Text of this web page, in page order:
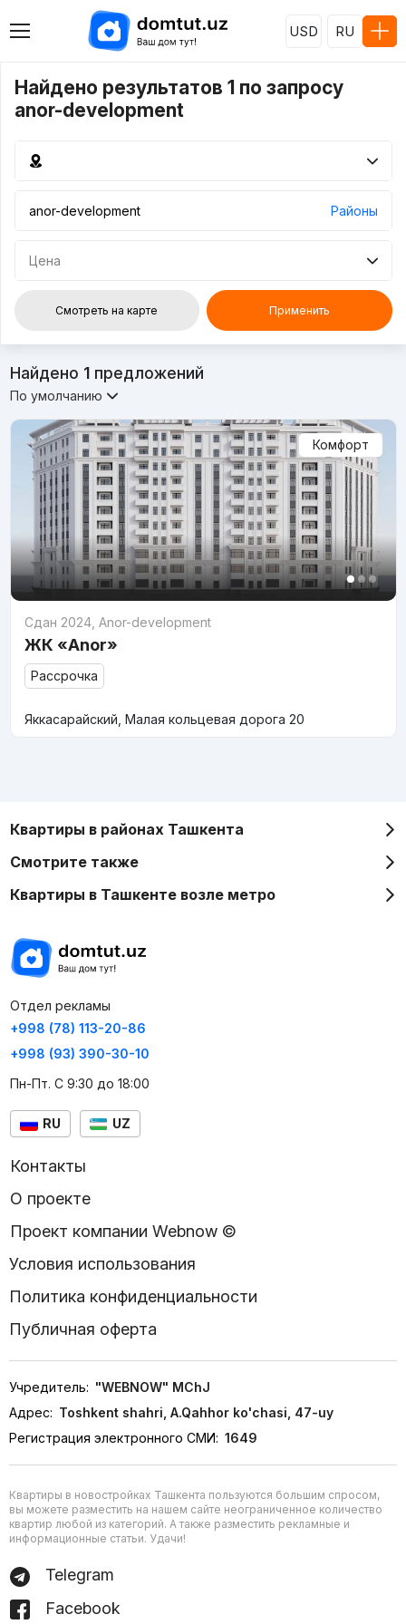
USD RU
Найдено результатов 1 по запросу
anor-development
Районы
Цена
Смотреть на карте Применить
Найдено 1предложений
По умолчанию
Комфорт
Сдан 2024, Anor-development
ЖК «Anor»
Рассрочка
Яккасарайский, Малая кольцевая дорога 20
Квартиры в районах Ташкента
Смотрите также
Квартиры в Ташкенте возле метро
Отдел рекламы
+998 (78) 113-20-86
+998 (93) 390-30-10
Пн-Пт. С 9:30 до 18:00
RU UZ
Контакты
О проекте
Проект компании Webnow ©
Условия использования
Политика конфиденциальности
Публичная оферта
Учредитель: "WEBNOW" MChJ
Адрес: Toshkent shahri, A.Qahhor ko'chasi, 47-uy
Регистрация электронного СМИ: 1649
Квартиры в новостройках Ташкента пользуются большим спросом,
вы можете разместить на нашем сайте неограниченное количество
квартир любой из категорий. А также разместить рекламные и
информационные статьи. Удачи!
Telegram
Facebook